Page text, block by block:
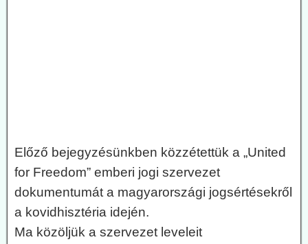
Előző bejegyzésünkben közzétettük a „United
for Freedom” emberi jogi szervezet
dokumentumát a magyarországi jogsértésekről
a kovidhisztéria idején.
Ma közöljük a szervezet leveleit